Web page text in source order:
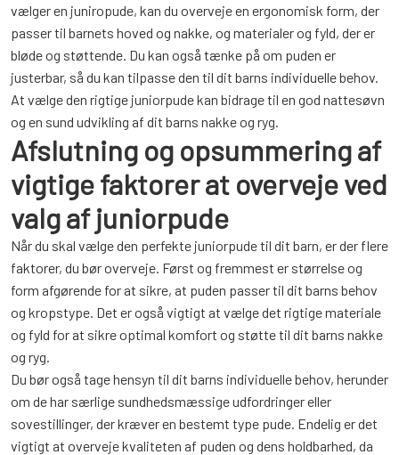
vælger en juniropude, kan du overveje en ergonomisk form, der
passer til barnets hoved og nakke, og materialer og fyld, der er
bløde og støttende. Du kan også tænke på om puden er
justerbar, så du kan tilpasse den til dit barns individuelle behov.
At vælge den rigtige juniorpude kan bidrage til en god nattesøvn
og en sund udvikling af dit barns nakke og ryg.
Afslutning og opsummering af
vigtige faktorer at overveje ved
valg af juniorpude
Når du skal vælge den perfekte juniorpude til dit barn, er der flere
faktorer, du bør overveje. Først og fremmest er størrelse og
form afgørende for at sikre, at puden passer til dit barns behov
og kropstype. Det er også vigtigt at vælge det rigtige materiale
og fyld for at sikre optimal komfort og støtte til dit barns nakke
og ryg.
Du bør også tage hensyn til dit barns individuelle behov, herunder
om de har særlige sundhedsmæssige udfordringer eller
sovestillinger, der kræver en bestemt type pude. Endelig er det
vigtigt at overveje kvaliteten af puden og dens holdbarhed, da